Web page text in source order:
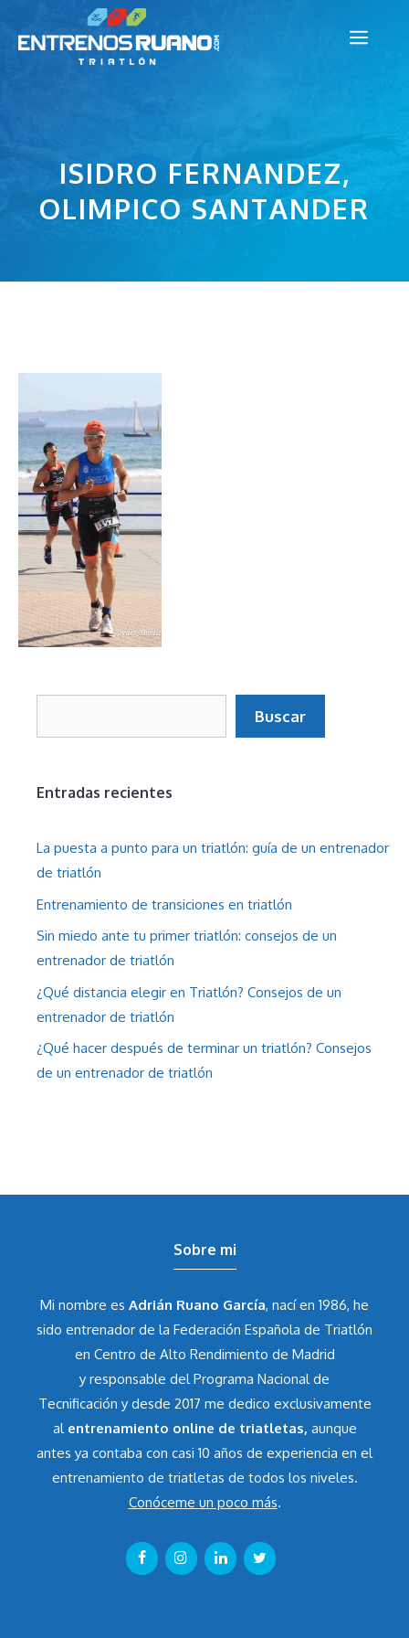
ISIDRO FERNANDEZ,
OLIMPICO SANTANDER
Buscar
Entradas recientes
La puesta a punto para un triatlón: guía de un entrenador
de triatlón
Entrenamiento de transiciones en triatlón
Sin miedo ante tu primer triatlón: consejos de un
entrenador de triatlón
¿Qué distancia elegir en Triatlón? Consejos de un
entrenador de triatlón
¿Qué hacer después de terminar un triatlón? Consejos
de un entrenador de triatlón
Sobre mi
Mi nombre es Adrián Ruano García, nací en 1986, he
sido entrenador de la Federación Española de Triatlón
en Centro de Alto Rendimiento de Madrid
y responsable del Programa Nacional de
Tecnificación y desde 2017 me dedico exclusivamente
al entrenamiento online de triatletas, aunque
antes ya contaba con casi 10 años de experiencia en el
entrenamiento de triatletas de todos los niveles.
Conóceme un poco más.